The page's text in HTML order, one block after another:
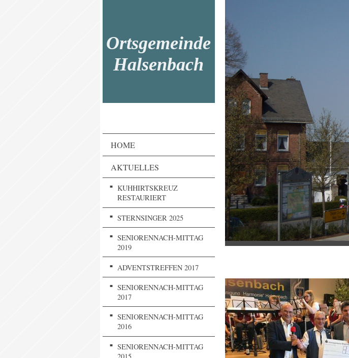
Ortsgemeinde
Halsenbach
HOME
AKTUELLES
KUHHIRTSKREUZ
RESTAURIERT
STERNSINGER 2025
SENIORENNACH-MITTAG
2019
ADVENTSTREFFEN 2017
SENIORENNACH-MITTAG
2017
SENIORENNACH-MITTAG
2016
SENIORENNACH-MITTAG